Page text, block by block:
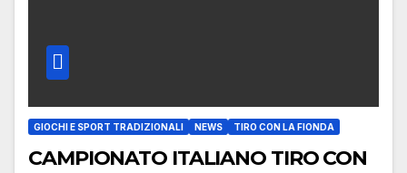
GIOCHI E SPORT TRADIZIONALI NEWS TIRO CON LA FIONDA
CAMPIONATO ITALIANO TIRO CON